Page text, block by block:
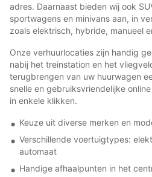
adres. Daarnaast bieden wij ook
sportwagens en minivans aan, in
zoals elektrisch, hybride, manueel
Onze verhuurlocaties zijn handig
nabij het treinstation en het
terugbrengen van uw huurwagen
snelle en gebruiksvriendelijke
in enkele klikken.
Keuze uit diverse merken en
Verschillende voertuigtypes:
automaat
Handige afhaalpunten in het